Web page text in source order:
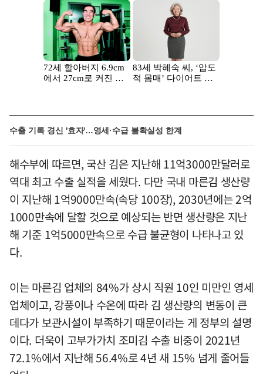
수출 기록 경신 '효자'…영세·수급 불확실성 한계
해수부에 따르면, 국산 김은 지난해 11억3000만달러로
역대 최고 수출 실적을 세웠다. 다만 국내 마른김 생산량
이 지난해 1억9000만속(속당 100장), 2030년에는 2억
1000만속에 달할 것으로 예상되는 반면 생산량은 지난
해 기준 1억5000만속으로 수급 불균형이 나타나고 있
다.
이는 마른김 업체의 84%가 상시 직원 10인 미만인 영세
업체이고, 강풍이나 수온에 따라 김 생산량의 변동이 큰
데다가 보관시설이 부족하기 때문이라는 게 정부의 설명
이다. 더욱이 고부가가치 조미김 수출 비중이 2021년
72.1%에서 지난해 56.4%로 4년 새 15% 넘게 줄어들